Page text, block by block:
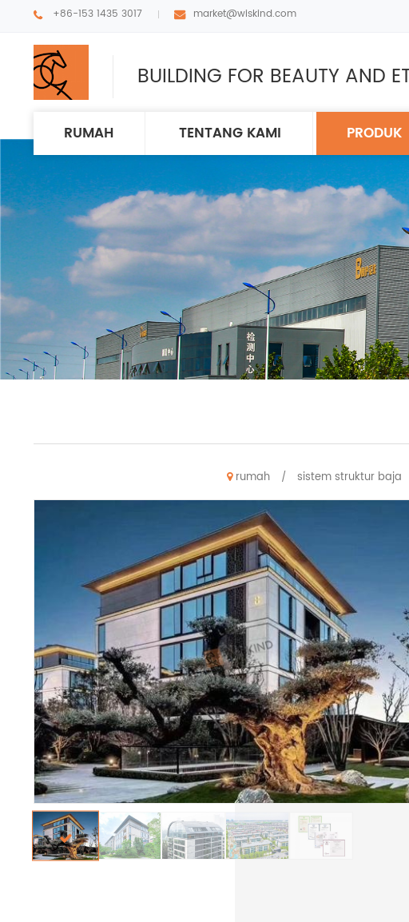
+86-153 1435 3017 market@wiskind.com
BUILDING FOR BEAUTY AND
RUMAH TENTANG KAMI PRODUK
rumah / sistem struktur baja